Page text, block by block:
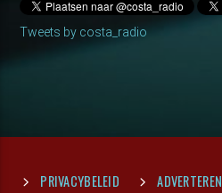
Tweets by costa_radio
PRIVACYBELEID ADVERTEREN